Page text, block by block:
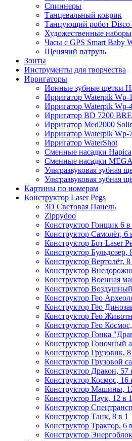
Спиннеры
Танцевальный коврик
Танцующий робот Disco
Художественные наборы
Часы с GPS Smart Baby
Щенячий патруль
Зонты
Инструменты для творчества
Ирригаторы
Ионные зубные щетки
Ирригатор Waterpik Wp-
Ирригатор Waterpik Wp-
Ирригатор BD 7200
Ирригатор Med2000
Ирригатор Waterpik Wp-
Ирригатор WaterShot
Сменные насадки Hapica
Сменные насадки
Ультразвуковая зубная
Ультразвуковая зубная
Картины по номерам
Конструктор Laser Pegs
3D Световая Панель
Zippydoo
Конструктор Гонщик 6 в
Конструктор Cамолёт, 6
Конструктор Бот Laser
Конструктор Бульдозер,
Конструктор Вертолёт, 8
Конструктор
Конструктор Военная
Конструктор
Конструктор Гео
Конструктор Гео
Конструктор Гео
Конструктор Гео
Конструктор Гонка
Конструктор Гоночный
Конструктор Грузовик, 8
Конструктор Грузовой
Конструктор Дракон, 57
Конструктор Космос, 16
Конструктор Машины,
Конструктор Паук, 12 в 1
Конструктор
Конструктор Танк, 8 в 1
Конструктор Трактор, 6
Конструктор